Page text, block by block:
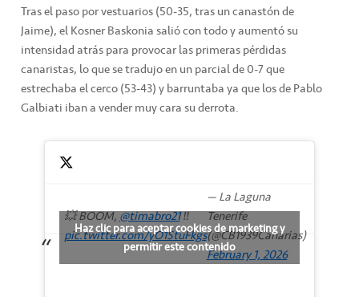
Tras el paso por vestuarios (50-35, tras un canastón de
Jaime), el Kosner Baskonia salió con todo y aumentó su
intensidad atrás para provocar las primeras pérdidas
canaristas, lo que se tradujo en un parcial de 0-7 que
estrechaba el cerco (53-43) y barruntaba ya que los de Pablo
Galbiati iban a vender muy cara su derrota.
💥 BOOM,@timabro21‼️
pic.twitter.com/yO1StuFkgs
— La Laguna
Tenerife
(@CB1939Canarias)
February 1, 2026
Haz clic para aceptar cookies de marketing y
permitir este contenido